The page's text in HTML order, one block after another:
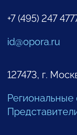
+7 (495) 247
id@opora.ru
127473, г.
Региональные